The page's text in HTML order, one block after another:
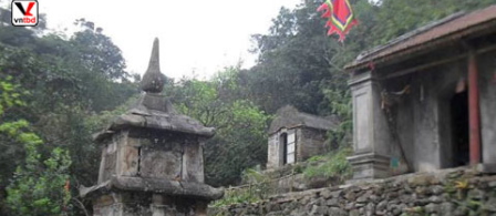
du
lịch
tâm
linh
ở
Đông
Triều
(Quảng
Ninh)